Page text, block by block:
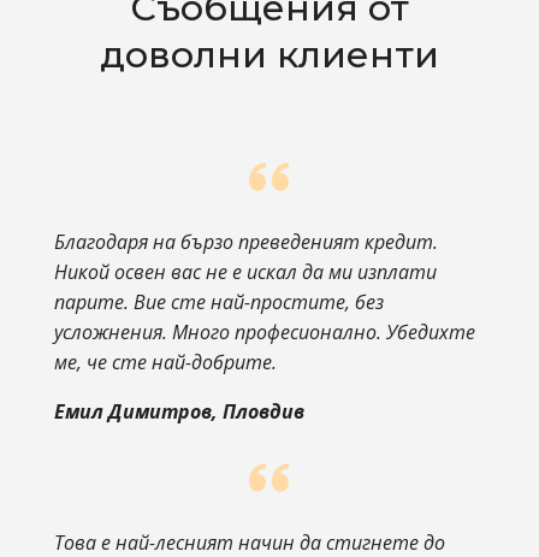
доволни клиенти
Благодаря на бързо преведеният кредит.
Никой освен вас не е искал да ми изплати
парите. Вие сте най-простите, без
усложнения. Много професионално. Убедихте
ме, че сте най-добрите.
Емил Димитров, Пловдив
Това е най-лесният начин да стигнете до